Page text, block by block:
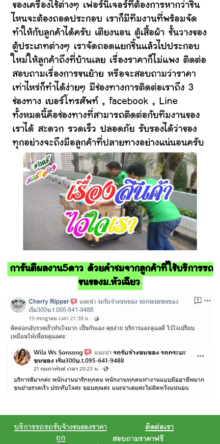
ของเครื่องใช้ต่างๆ เฟอร์นิเจอร์ที่ต้องการหากว่าชิ้น
ไหนจะต้องถอดประกอบ เราก็มีทีมงานที่พร้อมจัด
ทำให้กับลูกค้าได้ครับ เตียงนอน ตู้เสื้อผ้า ชั้นวางของ
ตู้ประเภทต่างๆ เราจัดถอดแยกชิ้นแล้วไปประกอบ
ใหม่ให้ลูกค้าถึงที่บ้านเลย เรื่องราคาก็ไม่แพง ติดต่อ
สอบถามเรื่องการขนย้าย หรือจะสอบถามว่าราคา
เท่าไหร่ก็ทำได้ง่ายๆ มีช่องทางการติดต่อเราถึง 3
ช่องทาง เบอร์โทรศัพท์ , facebook , Line
ทั้งหมดนี้คือช่องทางที่สามารถติดต่อกับทีมงานของ
เราได้ สะดวก รวดเร็ว ปลอดภัย รับรองได้ว่าของ
ทุกอย่างจะถึงมือลูกค้าที่ปลายทางอย่างแน่นอนครับ
การันตีผลงาน5ดาว ด้วยคำชมจากลูกค้าที่ใช้บริการรถ
ขนของม.หัวเฉียว
บริการรถรถรับจ้างขนของราคา
ถูก
ติดต่อเรา
สอบถามราคาฟรี